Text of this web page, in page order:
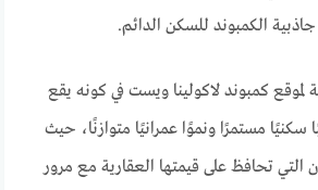
الكمبوند للسكن الدائم.
لموقع كمبوند لاكولينا ويست في كونه يقع
مستمرًا ونموًا عمرانيًا متوازنًا، حيث
التي تحافظ على قيمتها العقارية مع مرور